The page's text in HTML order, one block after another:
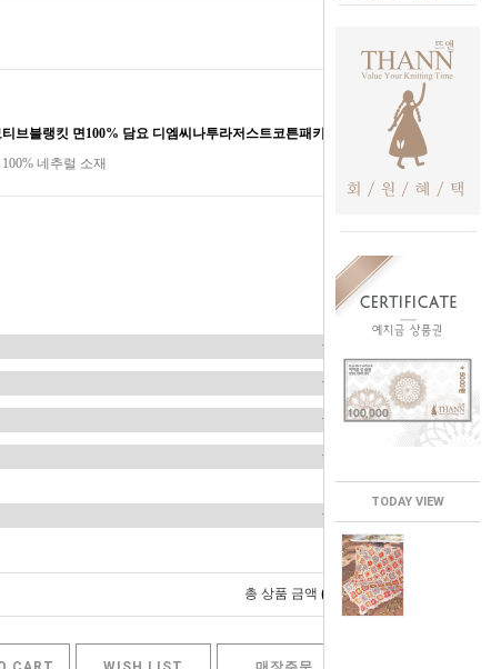
TODAY VIEW
브블랭킷 면100% 담요 디엠씨나투라저스트코튼패키지
네추럴 소재
총 상품 금액 0 원